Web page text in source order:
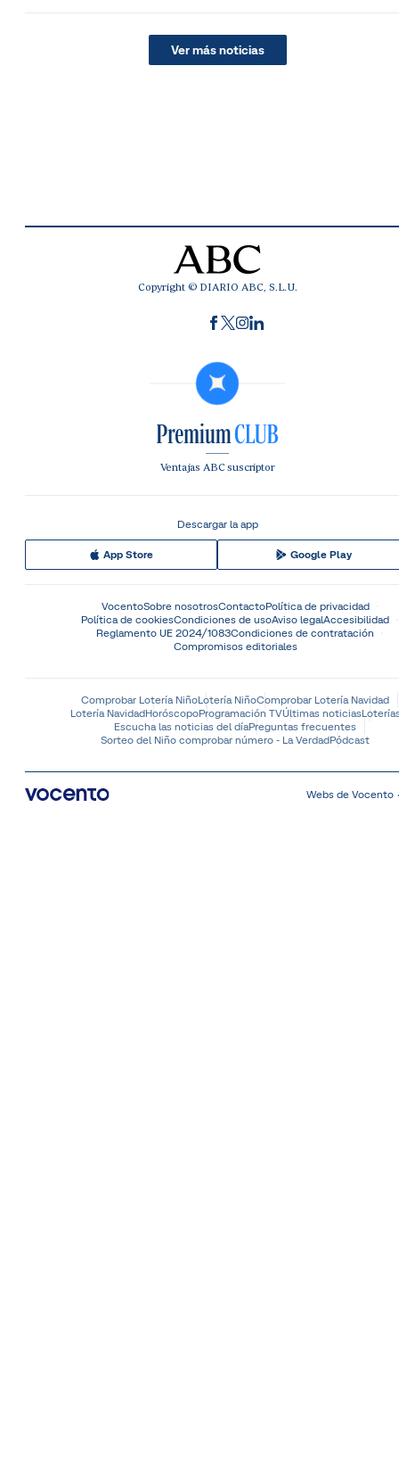
Ver más noticias
Copyright © DIARIO ABC, S.L.U.
Ventajas ABC suscriptor
Descargar la app
App Store Google Play
VocentoSobre nosotrosContactoPolítica de privacidad
Política de cookiesCondiciones de usoAviso legalAccesibilidad
Reglamento UE 2024/1083Condiciones de contratación
Compromisos editoriales
Comprobar Lotería NiñoLotería NiñoComprobar Lotería Navidad
Lotería NavidadHoróscopoProgramación TVÚltimas noticias
Escucha las noticias del díaPreguntas frecuentes
Sorteo del Niño comprobar número - La VerdadPódcast
Webs de Vocento